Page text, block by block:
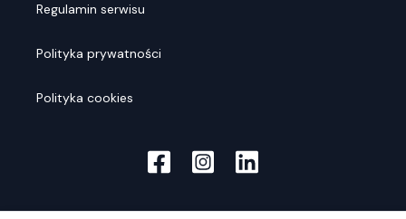
Regulamin serwisu
Polityka prywatności
Polityka cookies